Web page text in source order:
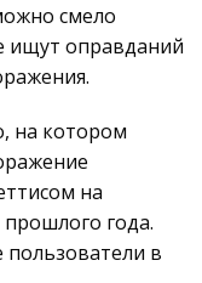
смело
ищут оправданий
на котором
на
года.
в